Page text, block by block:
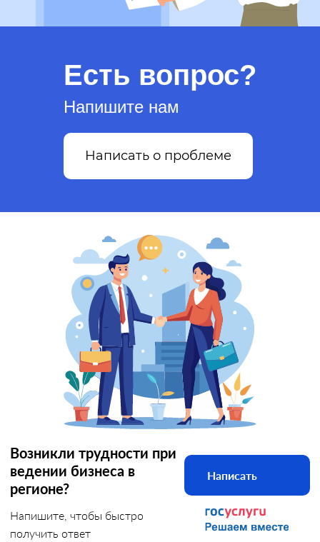
Есть вопрос?
Напишите нам
Написать о проблеме
Возникли трудности при
ведении бизнеса в
регионе?
Напишите, чтобы быстро
получить ответ
Написать